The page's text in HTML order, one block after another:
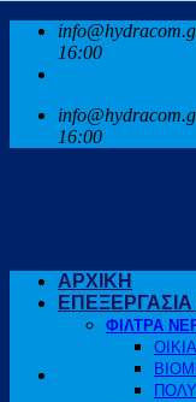
Μετάβαση
περιεχόμενο
16:00
16:00
ΑΡΧΙΚΗ
ΦΙΛΤΡΑ